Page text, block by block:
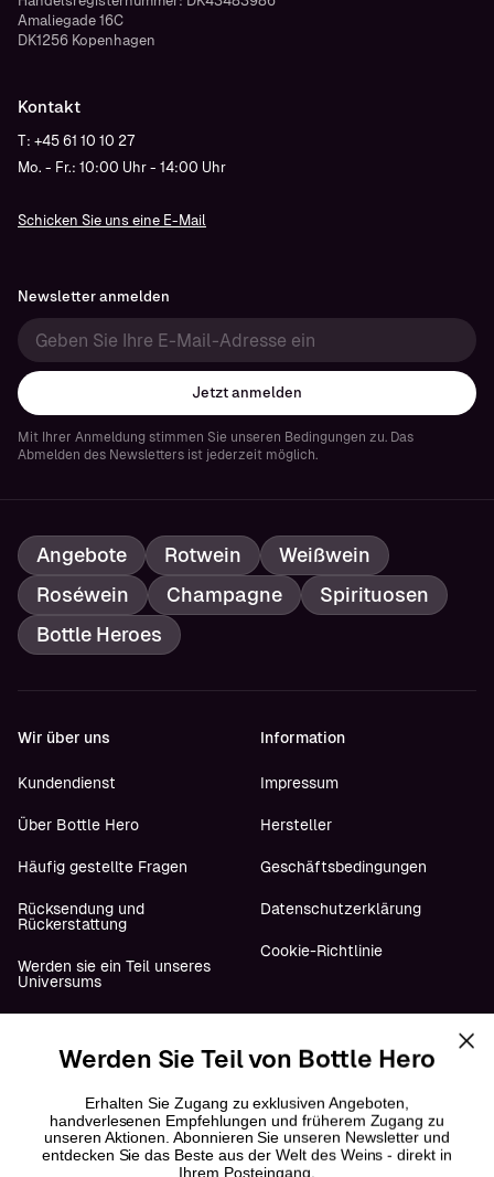
Amaliegade 16C
DK1256 Kopenhagen
Kontakt
T: +45 61 10 10 27
Mo. - Fr.: 10:00 Uhr - 14:00 Uhr
Schicken Sie uns eine E-Mail
Newsletter anmelden
Jetzt anmelden
Mit Ihrer Anmeldung stimmen Sie unseren Bedingungen zu. Das
Abmelden des Newsletters ist jederzeit möglich.
Angebote Rotwein
Weißwein
Roséwein
Champagne
Spirituosen
Bottle Heroes
Wir über uns
Kundendienst
Über Bottle Hero
Häufig gestellte Fragen
Rücksendung und
Rückerstattung
Werden sie ein Teil unseres
Universums
Information
Impressum
Hersteller
Geschäftsbedingungen
Datenschutzerklärung
Cookie-Richtlinie
Folge uns
Instagram
Werden Sie Teil von Bottle Hero
Erhalten Sie Zugang zu exklusiven Angeboten,
handverlesenen Empfehlungen und früherem Zugang zu
unseren Aktionen. Abonnieren Sie unseren Newsletter und
entdecken Sie das Beste aus der Welt des Weins - direkt in
Ihrem Posteingang.